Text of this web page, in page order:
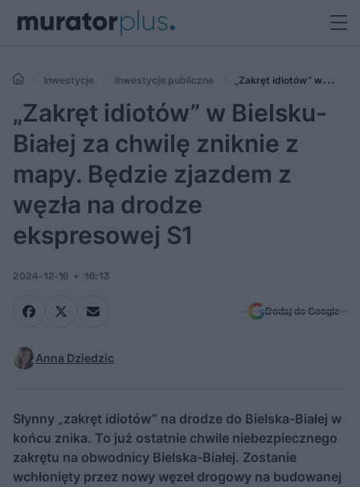
Inwestycje Inwestycje publiczne
„Zakręt idiotów” w
Bielsku-Białej za chwilę zniknie z mapy. Będzie zjazdem z węzła na
drodze ekspresowej S1
„Zakręt idiotów” w Bielsku-
Białej za chwilę zniknie z
mapy. Będzie zjazdem z
węzła na drodze
ekspresowej S1
2024-12-16 16:13
Dodaj do Google
Anna Dziedzic
Słynny „zakręt idiotów” na drodze do Bielska-Białej w
końcu znika. To już ostatnie chwile niebezpiecznego
zakrętu na obwodnicy Bielska-Białej. Zostanie
wchłonięty przez nowy węzeł drogowy na budowanej